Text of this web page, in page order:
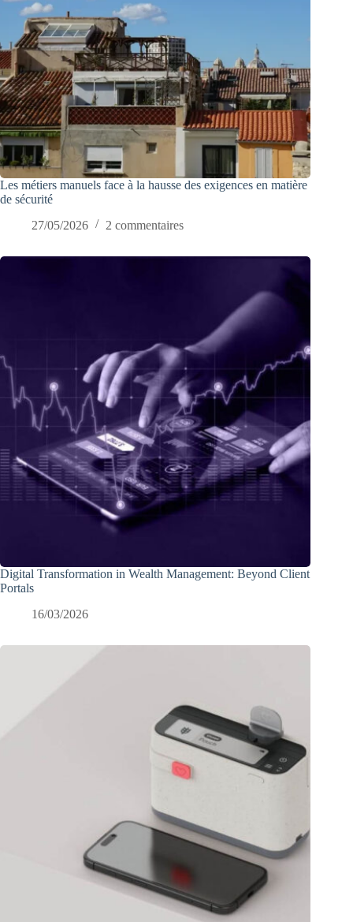
Les métiers manuels face à la hausse des exigences en matière
de sécurité
27/05/2026
2 commentaires
Digital Transformation in Wealth Management: Beyond Client
Portals
16/03/2026